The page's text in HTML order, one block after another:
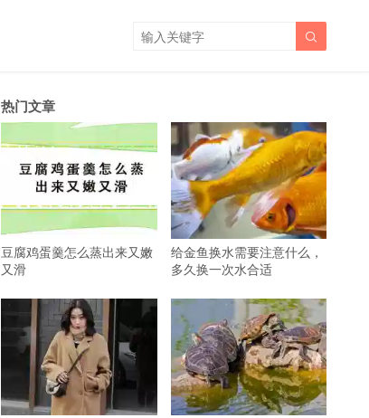

热门文章
豆腐鸡蛋羹怎么蒸出来又嫩
又滑
给金鱼换水需要注意什么，
多久换一次水合适